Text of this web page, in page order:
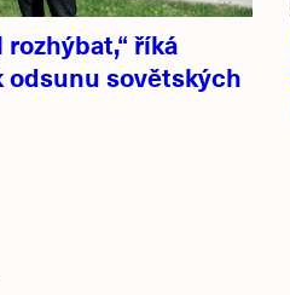
říká
odsunu sovětských